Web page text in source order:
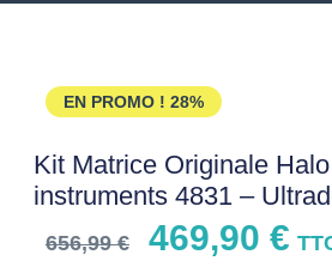
EN PROMO ! 28%
Kit Matrice Originale
instruments 4831 –
656,99€ 469,90 €